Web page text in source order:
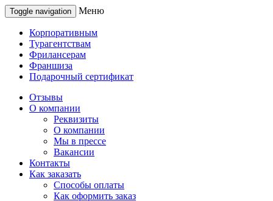
Toggle navigation Меню
Корпоративным
Турагентствам
Фрилансерам
Франшиза
Подарочный сертификат
Отзывы
О компании
Реквизиты
О компании
Мы в прессе
Вакансии
Контакты
Как заказать
Способы оплаты
Как оформить заказ